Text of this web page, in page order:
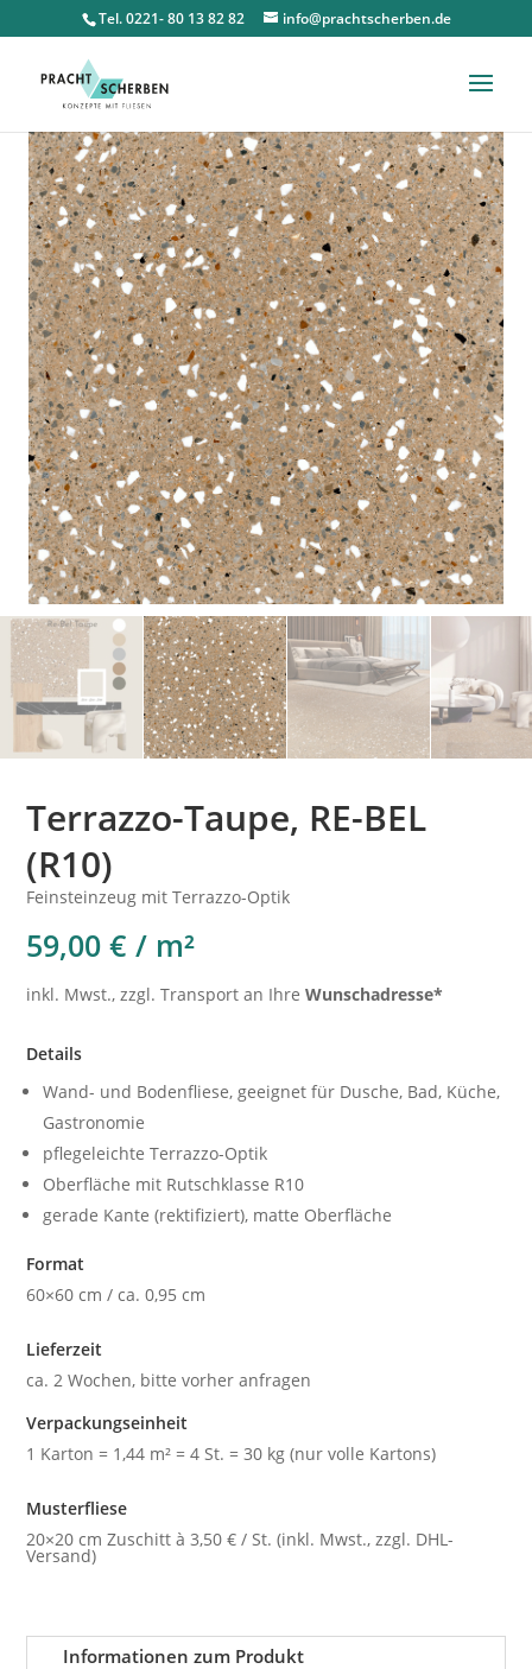
Tel. 0221- 80 13 82 82 info@prachtscherben.de
Terrazzo-Taupe, RE-BEL
(R10)
Feinsteinzeug mit Terrazzo-Optik
59,00 € / m²
inkl. Mwst., zzgl. Transport an IhreWunschadresse*
Details
Wand- und Bodenfliese, geeignet für Dusche, Bad, Küche,
Gastronomie
pflegeleichte Terrazzo-Optik
Oberfläche mit Rutschklasse R10
gerade Kante (rektifiziert), matte Oberfläche
Format
60×60 cm / ca. 0,95 cm
Lieferzeit
ca. 2 Wochen, bitte vorher anfragen
Verpackungseinheit
1 Karton = 1,44 m² = 4 St. = 30 kg (nur volle Kartons)
Musterfliese
20×20 cm Zuschitt à 3,50 € / St. (inkl. Mwst., zzgl. DHL-
Versand)
Informationen zum Produkt